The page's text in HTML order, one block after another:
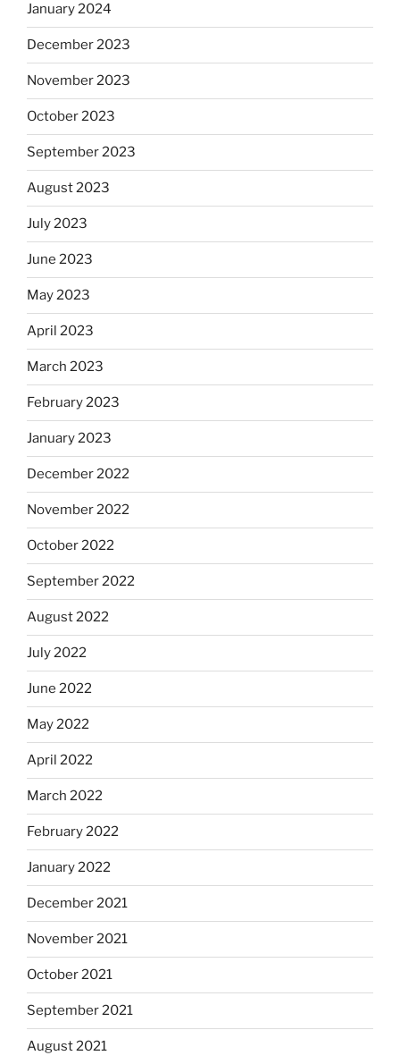
January 2024
December 2023
November 2023
October 2023
September 2023
August 2023
July 2023
June 2023
May 2023
April 2023
March 2023
February 2023
January 2023
December 2022
November 2022
October 2022
September 2022
August 2022
July 2022
June 2022
May 2022
April 2022
March 2022
February 2022
January 2022
December 2021
November 2021
October 2021
September 2021
August 2021